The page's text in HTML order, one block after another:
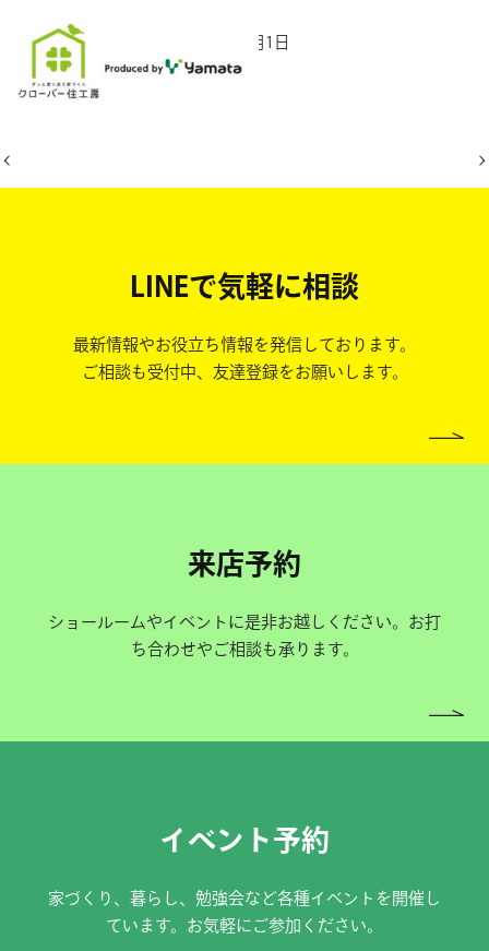
2025年7月1日
LINEで気軽に相談
最新情報やお役立ち情報を発信しております。
ご相談も受付中、友達登録をお願いします。
来店予約
ショールームやイベントに是非お越しください。お打
ち合わせやご相談も承ります。
イベント予約
家づくり、暮らし、勉強会など各種イベントを開催し
ています。お気軽にご参加ください。